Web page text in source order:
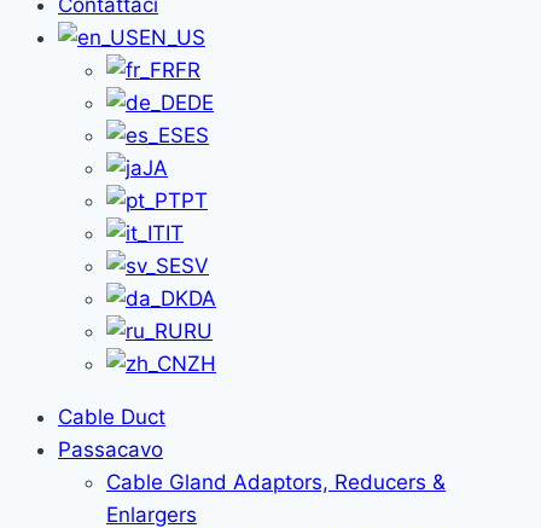
Contattaci
EN_US
FR
DE
ES
JA
PT
IT
SV
DA
RU
ZH
Cable Duct
Passacavo
Cable Gland Adaptors, Reducers &
Enlargers